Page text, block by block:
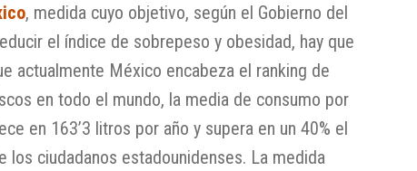
, medida cuyo objetivo, según el Gobierno del
el índice de sobrepeso y obesidad, hay que
actualmente México encabeza el ranking de
en todo el mundo, la media de consumo por
en 163’3 litros por año y supera en un 40% el
los ciudadanos estadounidenses. La medida